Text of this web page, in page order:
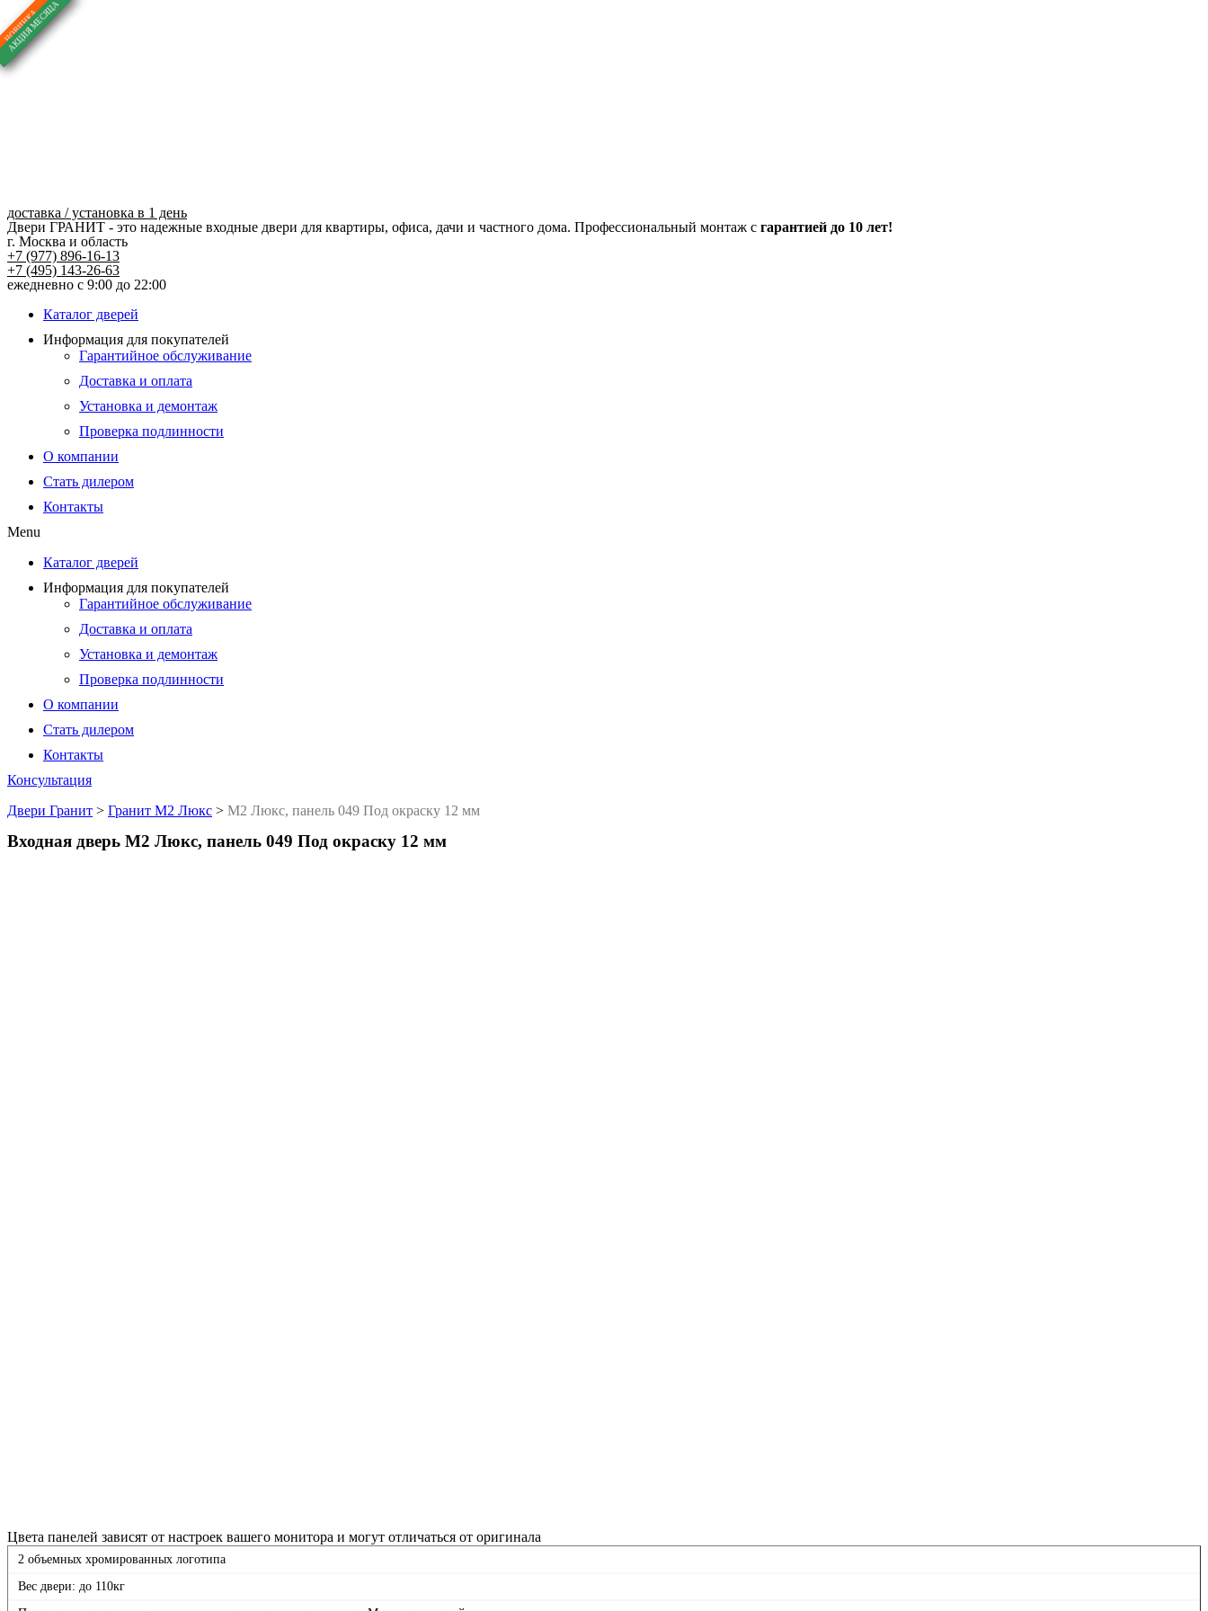
Перейти
к
содержимому
доставка / установка в 1 день
Двери ГРАНИТ - это надежные входные двери для квартиры, офиса, дачи и частного дома. Профессиональный монтаж с гарантией до 10 лет!
г. Москва и область
+7 (977) 896-16-13
+7 (495) 143-26-63
ежедневно с 9:00 до 22:00
Каталог дверей
Информация для покупателей
Гарантийное обслуживание
Доставка и оплата
Установка и демонтаж
Проверка подлинности
О компании
Стать дилером
Контакты
Menu
Каталог дверей
Информация для покупателей
Гарантийное обслуживание
Доставка и оплата
Установка и демонтаж
Проверка подлинности
О компании
Стать дилером
Контакты
Консультация
Двери Гранит > Гранит М2 Люкс > М2 Люкс, панель 049 Под окраску 12 мм
Входная дверь М2 Люкс, панель 049 Под окраску 12 мм
Цвета панелей зависят от настроек вашего монитора и могут отличаться от оригинала
2 объемных хромированных логотипа
Вес двери: до 110кг